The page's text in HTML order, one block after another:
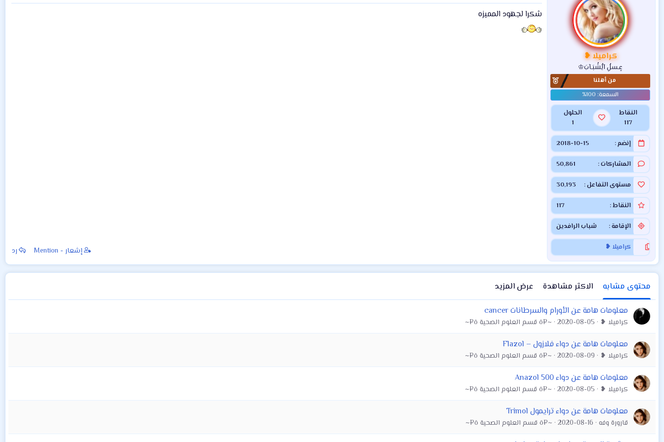
كراميلا ❥
عٍـسلُِ آلُِشُبَـآبَ♔
من أهلنا
النقاط
117
الحلول
1
إنضم 2018-10-15
المشاركات 50,861
مستوى التفاعل 30,193
النقاط 117
الإقامة شباب الرافدين
كراميلا ❥
شكرا لجهود المميزه
إشعار - Mention رد
محتوى مشابه الاكثر مشاهدة
عرض المزيد
معلومات هامة عن الأورام والسرطانات cancer
كراميلا ❥ 2020-08-05 ~¤ô قسم العلوم الصحية ô¤~
معلومات هامة عن دواء فلازول – Flazol
كراميلا ❥ 2020-08-09 ~¤ô قسم العلوم الصحية ô¤~
معلومات هامة عن دواء Anazol 500
كراميلا ❥ 2020-08-05 ~¤ô قسم العلوم الصحية ô¤~
معلومات هامة عن دواء ترايمول Trimol
قارورة وفه 2020-08-16 ~¤ô قسم العلوم الصحية ô¤~